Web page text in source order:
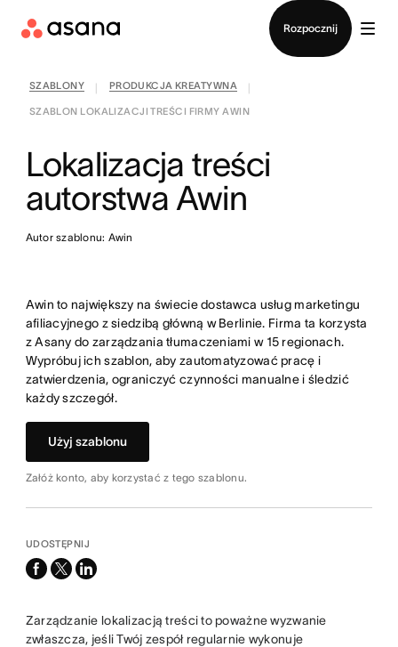
Rozpocznij
SZABLONY PRODUKCJA KREATYWNA
SZABLON LOKALIZACJI TREŚCI FIRMY AWIN
Lokalizacja treści
autorstwa Awin
Autor szablonu: Awin
Awin to największy na świecie dostawca usług marketingu
afiliacyjnego z siedzibą główną w Berlinie. Firma ta korzysta
z Asany do zarządzania tłumaczeniami w 15 regionach.
Wypróbuj ich szablon, aby zautomatyzować pracę i
zatwierdzenia, ograniczyć czynności manualne i śledzić
każdy szczegół.
Użyj szablonu
Załóż konto, aby korzystać z tego szablonu.
UDOSTĘPNIJ
facebook
x-
linkedin
Zarządzanie lokalizacją treści to poważne wyzwanie
zwłaszcza, jeśli Twój zespół regularnie wykonuje